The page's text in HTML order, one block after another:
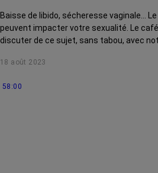
Baisse de libido, sécheresse vaginale…
peuvent impacter votre sexualité. Le
discuter de ce sujet, sans tabou, avec
croyances. Et si notre idée de ce qui est
normalité finissait par être un frein ?
18 août 2023
58:00